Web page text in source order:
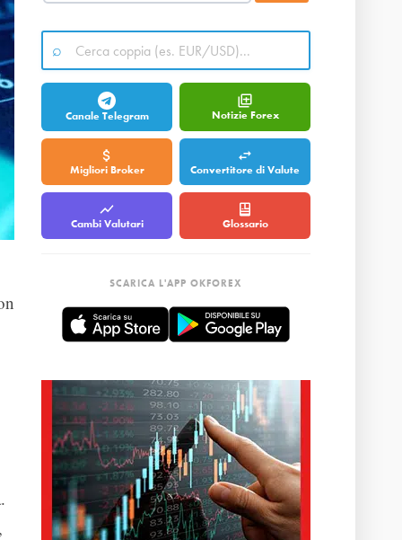
Canale Telegram Notizie Forex
Migliori Broker Convertitore di Valute
Cambi Valutari Glossario
SCARICA L'APP OKFOREX